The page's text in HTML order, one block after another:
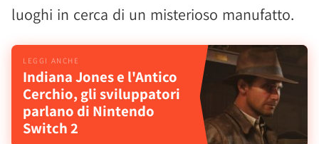
luoghi in cerca di un misterioso manufatto.
Indiana Jones e l'Antico
Cerchio, gli sviluppatori
parlano di Nintendo
Switch 2